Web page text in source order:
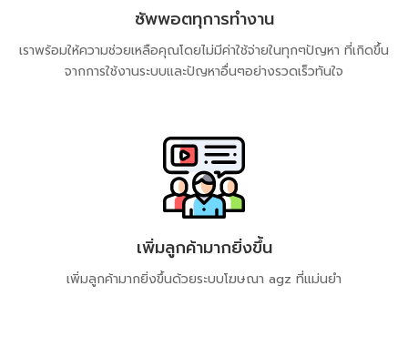
ซัพพอตทุการทำงาน
เราพร้อมให้ความช่วยเหลือคุณโดยไม่มีค่าใช้จ่ายในทุกๆปัญหา ที่เกิดขึ้น
จากการใช้งานระบบและปัญหาอื่นๆอย่างรวดเร็วทันใจ
เพิ่มลูกค้ามากยิ่งขึ้น
เพิ่มลูกค้ามากยิ่งขึ้นด้วยระบบโฆษณา​ agz​ ที่แม่นยำ